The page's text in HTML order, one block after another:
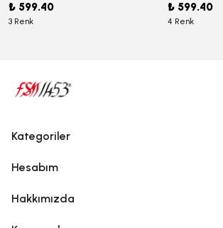
₺ 599.40
3 Renk
₺ 599.40
4 Renk
Kategoriler
Hesabım
Hakkımızda